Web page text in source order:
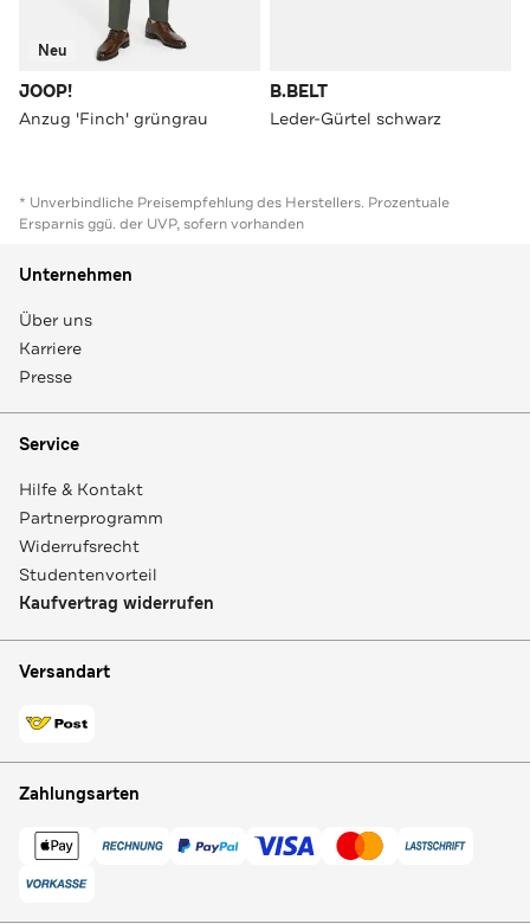
Neu
JOOP!
Anzug 'Finch' grüngrau
B.BELT
Leder-Gürtel schwarz
* Unverbindliche Preisempfehlung des Herstellers. Prozentuale
Ersparnis ggü. der UVP, sofern vorhanden
Unternehmen
Über uns
Karriere
Presse
Service
Hilfe & Kontakt
Partnerprogramm
Widerrufsrecht
Studentenvorteil
Kaufvertrag widerrufen
Versandart
Zahlungsarten